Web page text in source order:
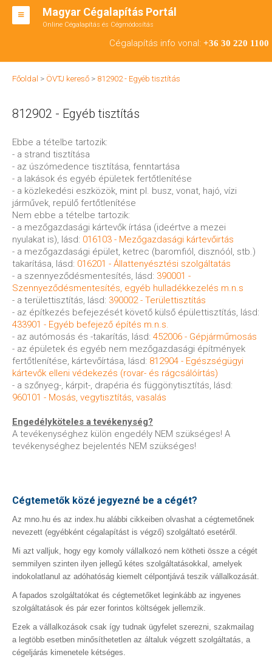
Magyar Cégalapítás Portál
Online Cégalapítás és Cégmódosítás
Cégalapítás info vonal: +36 30 220 1100
BT ALAPÍTÁS
CÉGMÓDOSÍTÁS
ÁTALAKULÁS
TEÁOR SZÁMOK '08
ENGEDÉLYKÖTELES
KAPCSOLAT
IRODÁK
Főoldal > ÖVTJ kereső > 812902 - Egyéb tisztítás
812902 - Egyéb tisztítás
Ebbe a tételbe tartozik:
- a strand tisztítása
- az úszómedence tisztítása, fenntartása
- a lakások és egyéb épületek fertőtlenítése
- a közlekedési eszközök, mint pl. busz, vonat, hajó, vízi
járművek, repülő fertőtlenítése
Nem ebbe a tételbe tartozik:
- a mezőgazdasági kártevők írtása (ideértve a mezei
nyulakat is), lásd: 016103 - Mezőgazdasági kártevőirtás
- a mezőgazdasági épület, ketrec (baromfiól, disznóól, stb.)
takarítása, lásd: 016201 - Állattenyésztési szolgáltatás
- a szennyeződésmentesítés, lásd: 390001 -
Szennyeződésmentesítés, egyéb hulladékkezelés m.n.s
- a területtisztítás, lásd: 390002 - Területtisztítás
- az építkezés befejezését követő külső épülettisztítás, lásd:
433901 - Egyéb befejező építés m.n.s.
- az autómosás és -takarítás, lásd: 452006 - Gépjárműmosás
- az épületek és egyéb nem mezőgazdasági építmények
fertőtlenítése, kártevőírtása, lásd: 812904 - Egészségügyi
kártevők elleni védekezés (rovar- és rágcsálóírtás)
- a szőnyeg-, kárpit-, drapéria és függönytisztítás, lásd:
960101 - Mosás, vegytisztítás, vasalás
Engedélyköteles a tevékenység?
A tevékenységhez külön engedély NEM szükséges! A
tevékenységhez bejelentés NEM szükséges!
Cégtemetők közé jegyezné be a cégét?
Az mno.hu és az index.hu alábbi cikkeiben olvashat a cégtemetőnek
nevezett (egyébként cégalapítást is végző) szolgáltató esetéről.
Mi azt valljuk, hogy egy komoly vállalkozó nem kötheti össze a cégét
semmilyen szinten ilyen jellegű kétes szolgáltatásokkal, amelyek
indokolatlanul az adóhatóság kiemelt célpontjává teszik vállalkozását.
A fapados szolgáltatókat és cégtemetőket leginkább az ingyenes
szolgáltatások és pár ezer forintos költségek jellemzik.
Ezek a vállalkozások csak így tudnak ügyfelet szerezni, szakmailag
a legtöbb esetben minősíthetetlen az általuk végzett szolgáltatás, a
cégeljárás kimenetele kétséges.